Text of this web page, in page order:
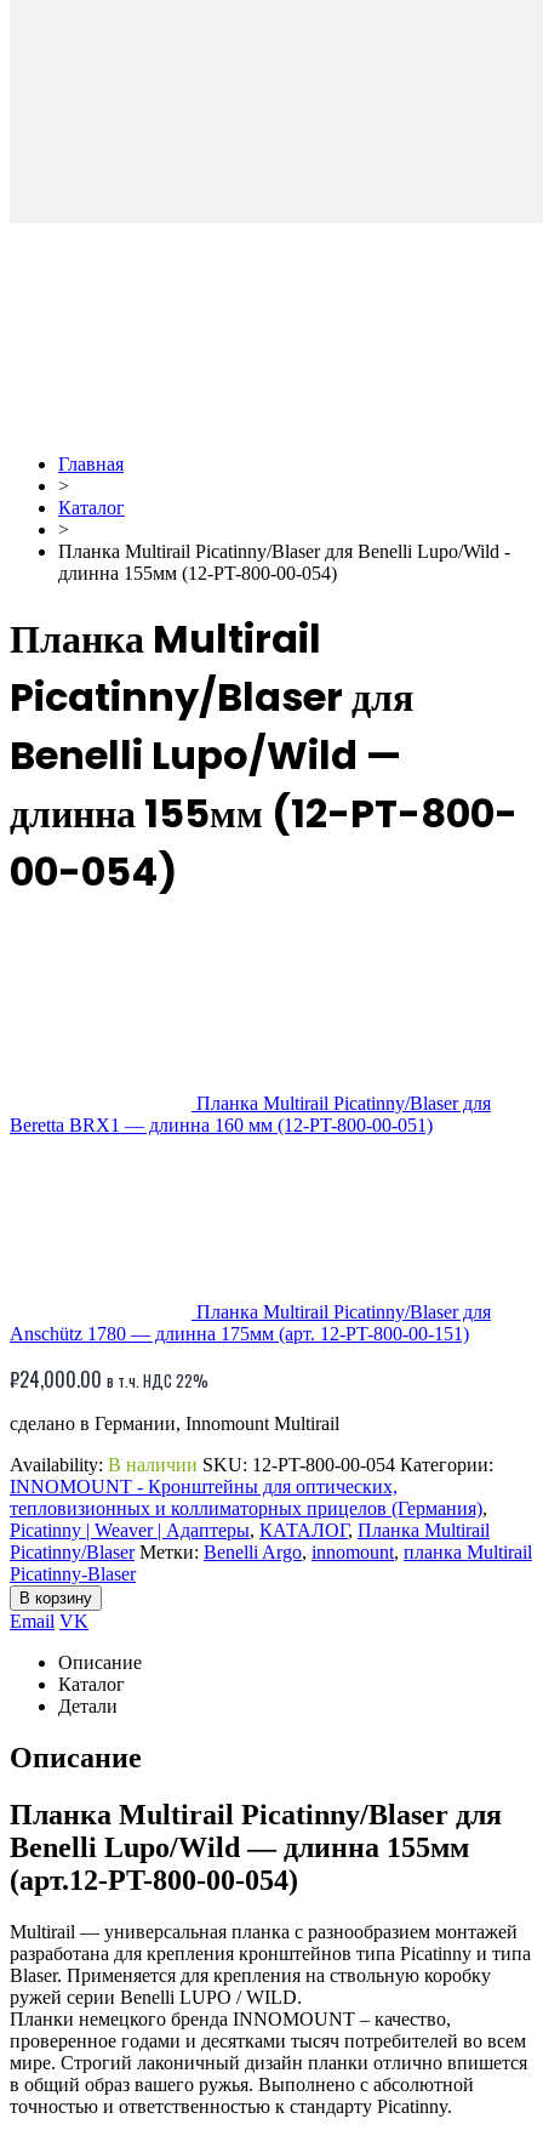
Главная
>
Каталог
>
Планка Multirail Picatinny/Blaser для Benelli Lupo/Wild -
длинна 155мм (12-PT-800-00-054)
Планка Multirail
Picatinny/Blaser для
Benelli Lupo/Wild —
длинна 155мм (12-PT-800-
00-054)
Планка Multirail Picatinny/Blaser для
Beretta BRX1 — длинна 160 мм (12-PT-800-00-051)
Планка Multirail Picatinny/Blaser для
Anschütz 1780 — длинна 175мм (арт. 12-PT-800-00-151)
₽24,000.00 в т.ч. НДС 22%
сделано в Германии, Innomount Multirail
Availability: В наличии SKU: 12-PT-800-00-054 Категории:
INNOMOUNT - Кронштейны для оптических,
тепловизионных и коллиматорных прицелов (Германия),
Picatinny | Weaver | Адаптеры, КАТАЛОГ, Планка Multirail
Picatinny/Blaser Метки: Benelli Argo, innomount, планка Multirail
Picatinny-Blaser
В корзину
Email VK
Описание
Каталог
Детали
Описание
Планка Multirail Picatinny/Blaser для
Benelli Lupo/Wild — длинна 155мм
(арт.12-PT-800-00-054)
Multirail — универсальная планка с разнообразием монтажей
разработана для крепления кронштейнов типа Picatinny и типа
Blaser. Применяется для крепления на ствольную коробку
ружей серии Benelli LUPO / WILD.
Планки немецкого бренда INNOMOUNT – качество,
проверенное годами и десятками тысяч потребителей во всем
мире. Строгий лаконичный дизайн планки отлично впишется
в общий образ вашего ружья. Выполнено с абсолютной
точностью и ответственностью к стандарту Picatinny.